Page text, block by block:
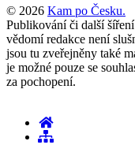
© 2026 Kam po Česku.
Publikování či další
vědomí redakce není
jsou tu zveřejněny také
je možné pouze se
za pochopení.